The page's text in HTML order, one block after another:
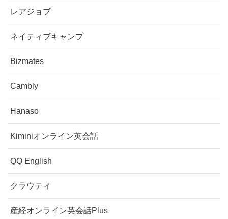
レアジョブ
ネイティブキャンプ
Bizmates
Cambly
Hanaso
Kiminiオンライン英会話
QQ English
クラウティ
産経オンライン英会話Plus